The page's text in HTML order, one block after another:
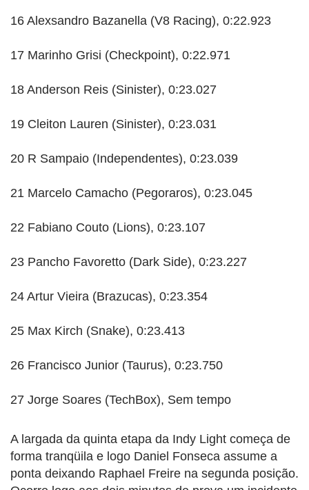
16 Alexsandro Bazanella (V8 Racing), 0:22.923
17 Marinho Grisi (Checkpoint), 0:22.971
18 Anderson Reis (Sinister), 0:23.027
19 Cleiton Lauren (Sinister), 0:23.031
20 R Sampaio (Independentes), 0:23.039
21 Marcelo Camacho (Pegoraros), 0:23.045
22 Fabiano Couto (Lions), 0:23.107
23 Pancho Favoretto (Dark Side), 0:23.227
24 Artur Vieira (Brazucas), 0:23.354
25 Max Kirch (Snake), 0:23.413
26 Francisco Junior (Taurus), 0:23.750
27 Jorge Soares (TechBox), Sem tempo
A largada da quinta etapa da Indy Light começa de
forma tranqüila e logo Daniel Fonseca assume a
ponta deixando Raphael Freire na segunda posição.